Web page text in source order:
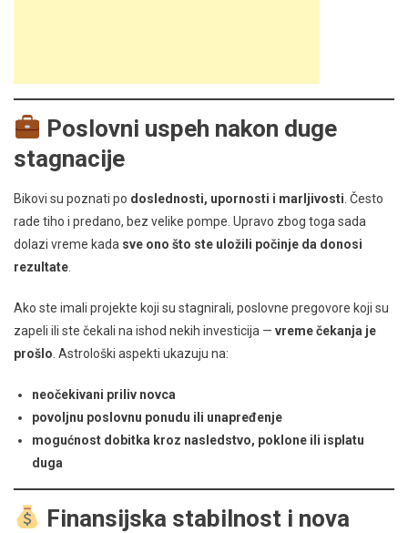
Poslovni uspeh nakon duge
stagnacije
Bikovi su poznati po doslednosti, upornosti i marljivosti . Često
rade tiho i predano, bez velike pompe. Upravo zbog toga sada
dolazi vreme kada sve ono što ste uložili počinje da donosi
rezultate
Ako ste imali projekte koji su stagnirali, poslovne pregovore koji su
zapeli ili ste čekali na ishod nekih investicija — vreme čekanja je
prošlo . Astrološki aspekti ukazuju na:
neočekivani priliv novca
povoljnu poslovnu ponudu ili unapređenje
mogućnost dobitka kroz nasledstvo, poklone ili isplatu
duga
Finansijska stabilnost i nova